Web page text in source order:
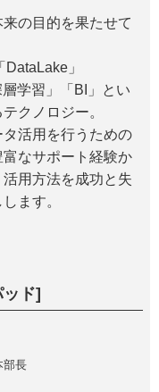
の目的を果たせて
」
学習」「BI」とい
クノロジー。
活用を行うための
なサポート経験か
用方法を成功と失
ます。
ド]
部長